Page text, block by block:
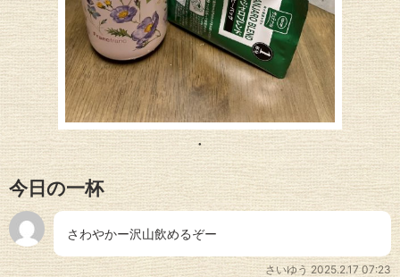
今日の一杯
さわやかー沢山飲めるぞー
さいゆう2025.2.17 07:23